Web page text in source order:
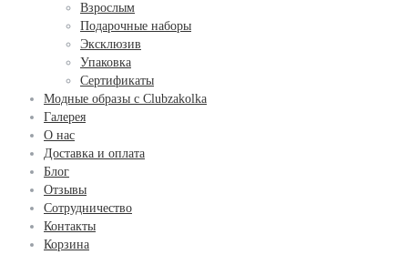
Взрослым
Подарочные наборы
Эксклюзив
Упаковка
Сертификаты
Модные образы с Clubzakolka
Галерея
О нас
Доставка и оплата
Блог
Отзывы
Сотрудничество
Контакты
Корзина